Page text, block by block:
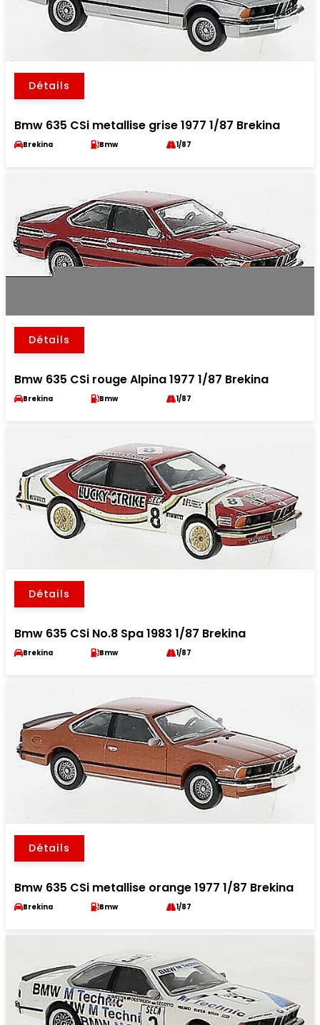
Détails
Bmw 635 CSi metallise grise 1977 1/87 Brekina
Brekina Bmw 1/87
Détails
Bmw 635 CSi rouge Alpina 1977 1/87 Brekina
Brekina Bmw 1/87
Détails
Bmw 635 CSi No.8 Spa 1983 1/87 Brekina
Brekina Bmw 1/87
Détails
Bmw 635 CSi metallise orange 1977 1/87 Brekina
Brekina Bmw 1/87